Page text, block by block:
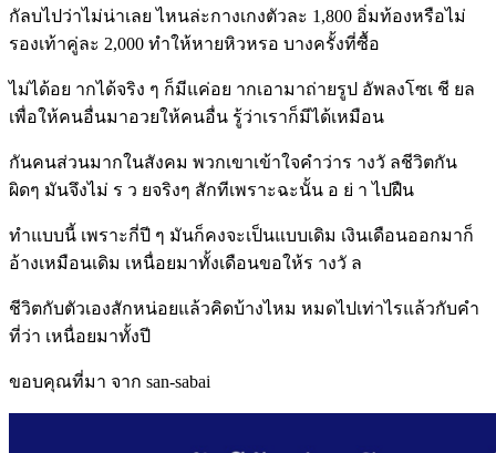
กัลบไปว่าไม่น่าเลย ไหนล่ะกางเกงตัวละ 1,800 อิ่มท้องหรือไม่
รองเท้าคู่ละ 2,000 ทำให้หายหิวหรอ บางครั้งที่ซื้อ
ไม่ได้อย ากได้จริง ๆ ก็มีแค่อย ากเอามาถ่ายรูป อัพลงโซเ ชี ยล
เพื่อให้คนอื่นมาอวยให้คนอื่น รู้ว่าเราก็มีได้เหมือน
กันคนส่วนมากในสังคม พวกเขาเข้าใจคำว่าร างวั ลชีวิตกัน
ผิดๆ มันจึงไม่ ร ว ยจริงๆ สักทีเพราะฉะนั้น อ ย่ า ไปฝืน
ทำแบบนี้ เพราะกี่ปี ๆ มันก็คงจะเป็นแบบเดิม เงินเดือนออกมาก็
อ้างเหมือนเดิม เหนื่อยมาทั้งเดือนขอให้ร างวั ล
ชีวิตกับตัวเองสักหน่อยแล้วคิดบ้างไหม หมดไปเท่าไรแล้วกับคำ
ที่ว่า เหนื่อยมาทั้งปี
ขอบคุณที่มา จาก san-sabai